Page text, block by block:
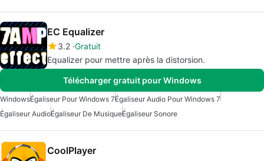
EC Equalizer
3.2 Gratuit
Equalizer pour mettre après la distorsion.
Télécharger gratuit pour Windows
WindowsÉgaliseur Pour Windows 7Égaliseur Audio Pour Windows 7
Égaliseur AudioÉgaliseur De MusiqueÉgaliseur Sonore
CoolPlayer